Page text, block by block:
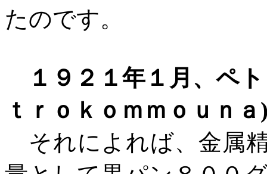
たのです。
１９２１年１月、ペ
ｔｒｏｋｏｍｍｏｕｎａ
それによれば、金属